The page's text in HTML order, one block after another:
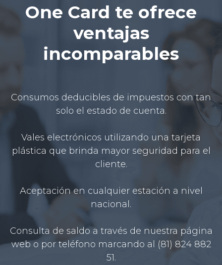
One Card te ofrece
ventajas
incomparables
Consumos deducibles de impuestos con tan
solo el estado de cuenta.
Vales electrónicos utilizando una tarjeta
plástica que brinda mayor seguridad para el
cliente.
Aceptación en cualquier estación a nivel
nacional.
Consulta de saldo a través de nuestra página
web o por teléfono marcando al (81) 824 882
51.